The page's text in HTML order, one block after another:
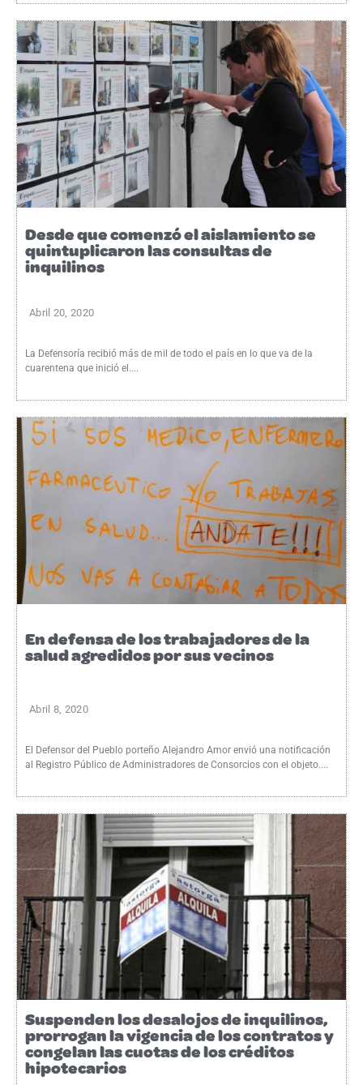
Desde que comenzó el aislamiento se
quintuplicaron las consultas de
inquilinos
Abril 20, 2020
La Defensoría recibió más de mil de todo el país en lo que va de la
cuarentena que inició el....
En defensa de los trabajadores de la
salud agredidos por sus vecinos
Abril 8, 2020
El Defensor del Pueblo porteño Alejandro Amor envió una notificación
al Registro Público de Administradores de Consorcios con el objeto....
Suspenden los desalojos de inquilinos,
prorrogan la vigencia de los contratos y
congelan las cuotas de los créditos
hipotecarios